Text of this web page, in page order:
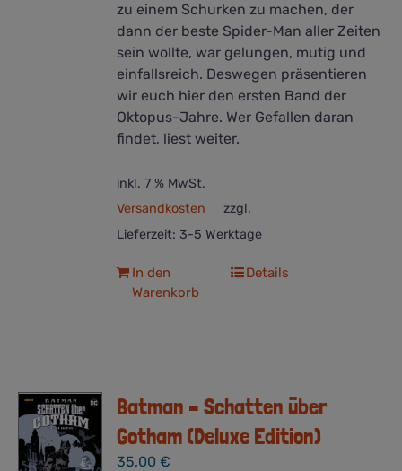
zu einem Schurken zu machen, der
dann der beste Spider-Man aller Zeiten
sein wollte, war gelungen, mutig und
einfallsreich. Deswegen präsentieren
wir euch hier den ersten Band der
Oktopus-Jahre. Wer Gefallen daran
findet, liest weiter.
inkl. 7 % MwSt.
zzgl.
Versandkosten
Lieferzeit: 3-5 Werktage
In den
Warenkorb
Details
Batman – Schatten über
Gotham (Deluxe Edition)
35,00€